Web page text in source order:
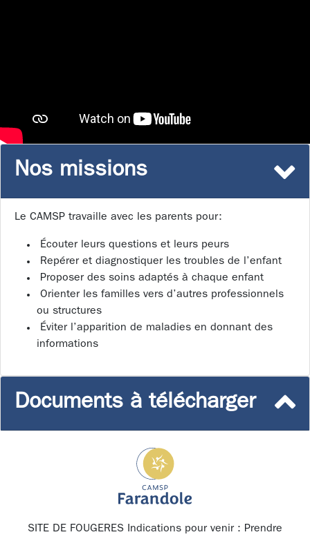
Nos missions
Le CAMSP travaille avec les parents pour:
Écouter leurs questions et leurs peurs
Repérer et diagnostiquer les troubles de l’enfant
Proposer des soins adaptés à chaque enfant
Orienter les familles vers d’autres professionnels
ou structures
Éviter l’apparition de maladies en donnant des
informations
Documents à télécharger
SITE DE FOUGERES Indications pour venir : Prendre